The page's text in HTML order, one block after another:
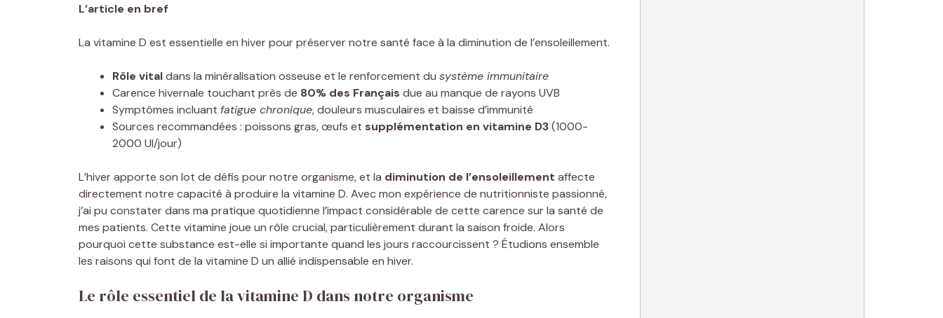
L’article en bref
La vitamine D est essentielle en hiver pour préserver notre santé face à la diminution de l’ensoleillement.
Rôle vitaldans la minéralisation osseuse et le renforcement du système immunitaire
Carence hivernale touchant près de 80% des Français due au manque de rayons UVB
Symptômes incluant fatigue chronique, douleurs musculaires et baisse d’immunité
Sources recommandées : poissons gras, œufs et supplémentation en vitamine D3(1000-
2000 UI/jour)
L’hiver apporte son lot de défis pour notre organisme, et la diminution de l’ensoleillement affecte
directement notre capacité à produire la vitamine D. Avec mon expérience de nutritionniste passionné,
j’ai pu constater dans ma pratique quotidienne l’impact considérable de cette carence sur la santé de
mes patients. Cette vitamine joue un rôle crucial, particulièrement durant la saison froide. Alors
pourquoi cette substance est-elle si importante quand les jours raccourcissent ? Étudions ensemble
les raisons qui font de la vitamine D un allié indispensable en hiver.
Le rôle essentiel de la vitamine D dans notre organisme